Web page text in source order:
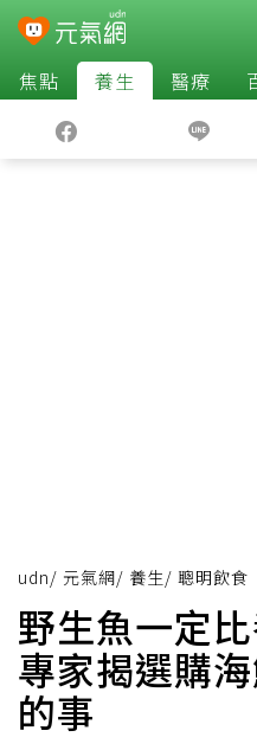
焦點 養生 醫療
udn/ 元氣網/ 養生/ 聰明飲食
野生魚一定
專家揭選購
的事